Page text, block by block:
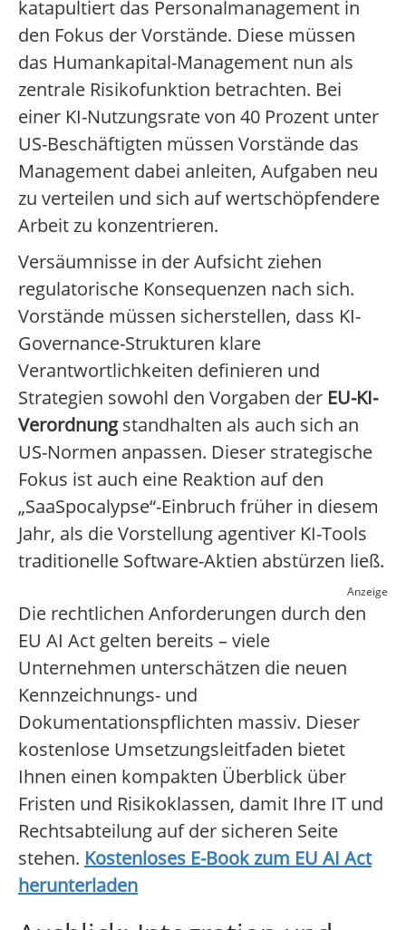
katapultiert das Personalmanagement in
den Fokus der Vorstände. Diese müssen
das Humankapital-Management nun als
zentrale Risikofunktion betrachten. Bei
einer KI-Nutzungsrate von 40 Prozent unter
US-Beschäftigten müssen Vorstände das
Management dabei anleiten, Aufgaben neu
zu verteilen und sich auf wertschöpfendere
Arbeit zu konzentrieren.
Versäumnisse in der Aufsicht ziehen
regulatorische Konsequenzen nach sich.
Vorstände müssen sicherstellen, dass KI-
Governance-Strukturen klare
Verantwortlichkeiten definieren und
Strategien sowohl den Vorgaben der EU-KI-
Verordnungstandhalten als auch sich an
US-Normen anpassen. Dieser strategische
Fokus ist auch eine Reaktion auf den
„SaaSpocalypse“-Einbruch früher in diesem
Jahr, als die Vorstellung agentiver KI-Tools
traditionelle Software-Aktien abstürzen ließ.
Anzeige
Die rechtlichen Anforderungen durch den
EU AI Act gelten bereits – viele
Unternehmen unterschätzen die neuen
Kennzeichnungs- und
Dokumentationspflichten massiv. Dieser
kostenlose Umsetzungsleitfaden bietet
Ihnen einen kompakten Überblick über
Fristen und Risikoklassen, damit Ihre IT und
Rechtsabteilung auf der sicheren Seite
stehen. Kostenloses E-Book zum EU AI Act
herunterladen